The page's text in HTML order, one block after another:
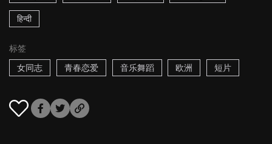
हिन्दी
标签
女同志
青春恋爱 音乐舞蹈 欧洲 短片